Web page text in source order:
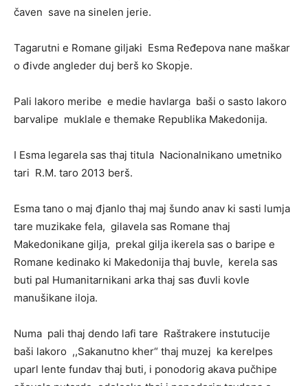
čaven save na sinelen jerie.
Tagarutni e Romane giljaki Esma Ređepova nane maškar
o đivde angleder duj berš ko Skopje.
Pali lakoro meribe e medie havlarga baši o sasto lakoro
barvalipe muklale e themake Republika Makedonija.
I Esma legarela sas thaj titula Nacionalnikano umetniko
tari R.M. taro 2013 berš.
Esma tano o maj đjanlo thaj maj šundo anav ki sasti lumja
tare muzikake fela, gilavela sas Romane thaj
Makedonikane gilja, prekal gilja ikerela sas o baripe e
Romane kedinako ki Makedonija thaj buvle, kerela sas
buti pal Humanitarnikani arka thaj sas đuvli kovle
manušikane iloja.
Numa pali thaj dendo lafi tare Raštrakere instutucije
baši lakoro ,,Sakanutno kher“ thaj muzej ka kerelpes
uparl lente fundav thaj buti, i ponodorig akava pučhipe